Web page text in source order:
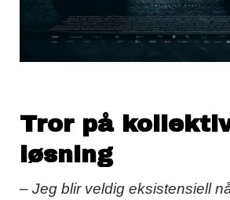
Tror på
løsning
– Jeg blir veldig eksistensiell